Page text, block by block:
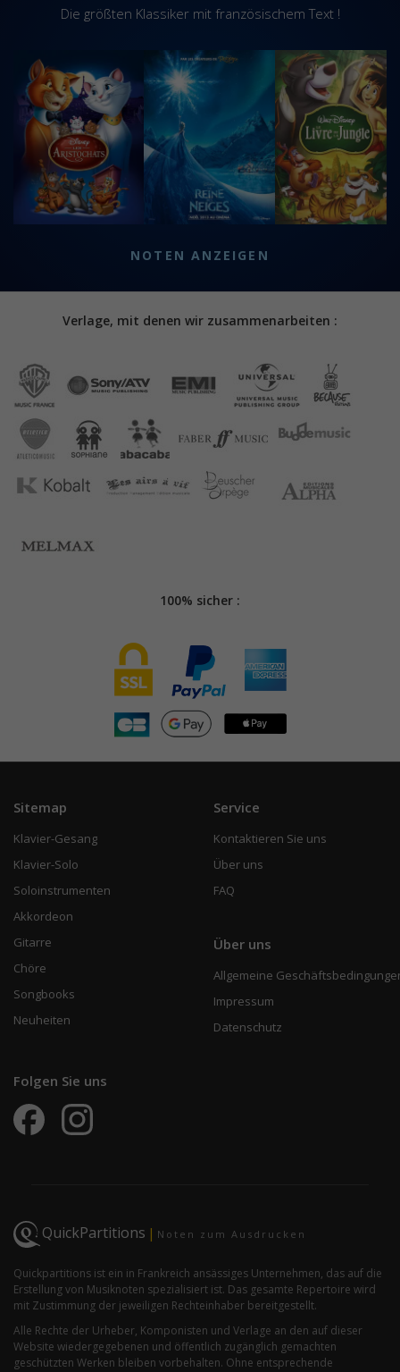
Die größten Klassiker mit französischem Text !
NOTEN ANZEIGEN
Verlage, mit denen wir zusammenarbeiten :
100% sicher :
Sitemap
Klavier-Gesang
Klavier-Solo
Soloinstrumenten
Akkordeon
Gitarre
Chöre
Songbooks
Neuheiten
Service
Kontaktieren Sie uns
Über uns
FAQ
Über uns
Allgemeine
Impressum
Datenschutz
Folgen Sie uns
QuickPartitions | Noten zum Ausdrucken
Quickpartitions ist ein in Frankreich ansässiges Unternehmen, das auf die
Erstellung von Musiknoten spezialisiert ist. Das gesamte Repertoire wird
mit Zustimmung der jeweiligen Rechteinhaber bereitgestellt.
Alle Rechte der Urheber, Komponisten und Verlage an den auf dieser
Website wiedergegebenen und öffentlich zugänglich gemachten
geschützten Werken bleiben vorbehalten. Ohne entsprechende